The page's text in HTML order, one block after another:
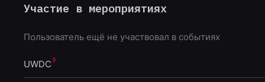
Участие в мероприятиях
Пользователь ещё не участвовал в событиях
UWDC